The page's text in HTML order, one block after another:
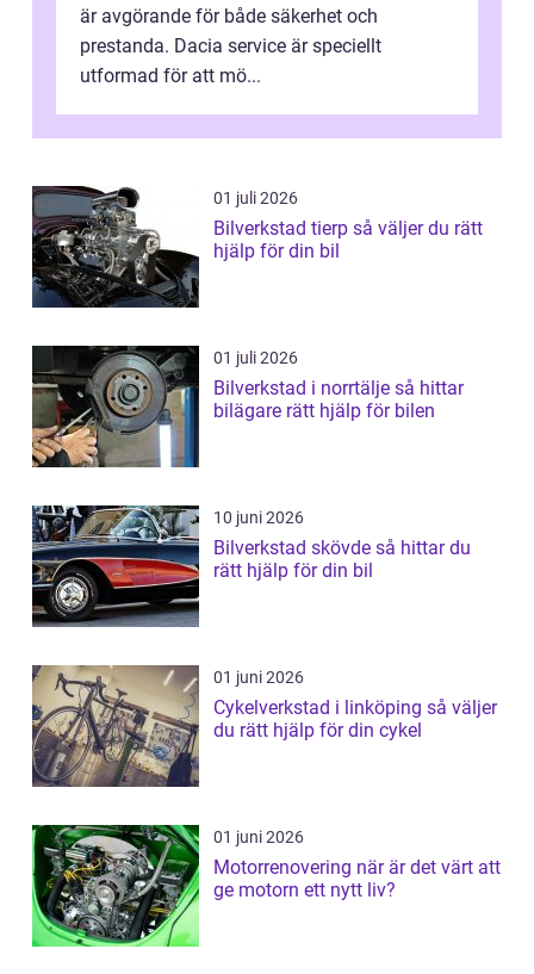
är avgörande för både säkerhet och
prestanda. Dacia service är speciellt
utformad för att mö...
01 juli 2026
Bilverkstad tierp så väljer du rätt
hjälp för din bil
01 juli 2026
Bilverkstad i norrtälje så hittar
bilägare rätt hjälp för bilen
10 juni 2026
Bilverkstad skövde så hittar du
rätt hjälp för din bil
01 juni 2026
Cykelverkstad i linköping så väljer
du rätt hjälp för din cykel
01 juni 2026
Motorrenovering när är det värt att
ge motorn ett nytt liv?